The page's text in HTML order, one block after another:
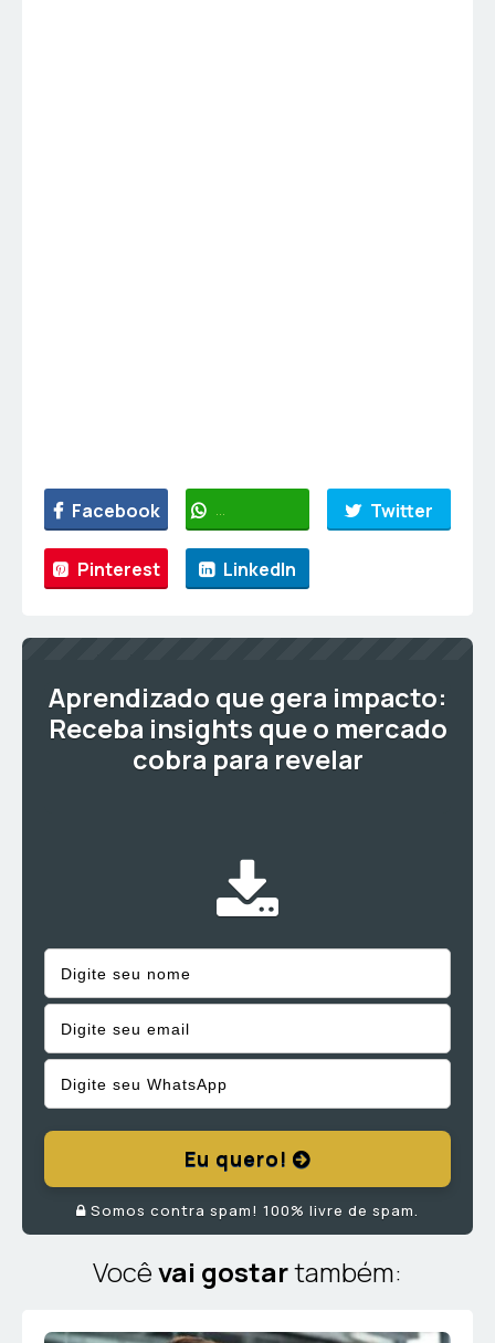
Facebook WhatsApp Twitter
Pinterest LinkedIn
Aprendizado que gera impacto:
Receba insights que o mercado
cobra para revelar
Eu quero!
Somos contra spam! 100% livre de spam.
Vocêvai gostartambém: